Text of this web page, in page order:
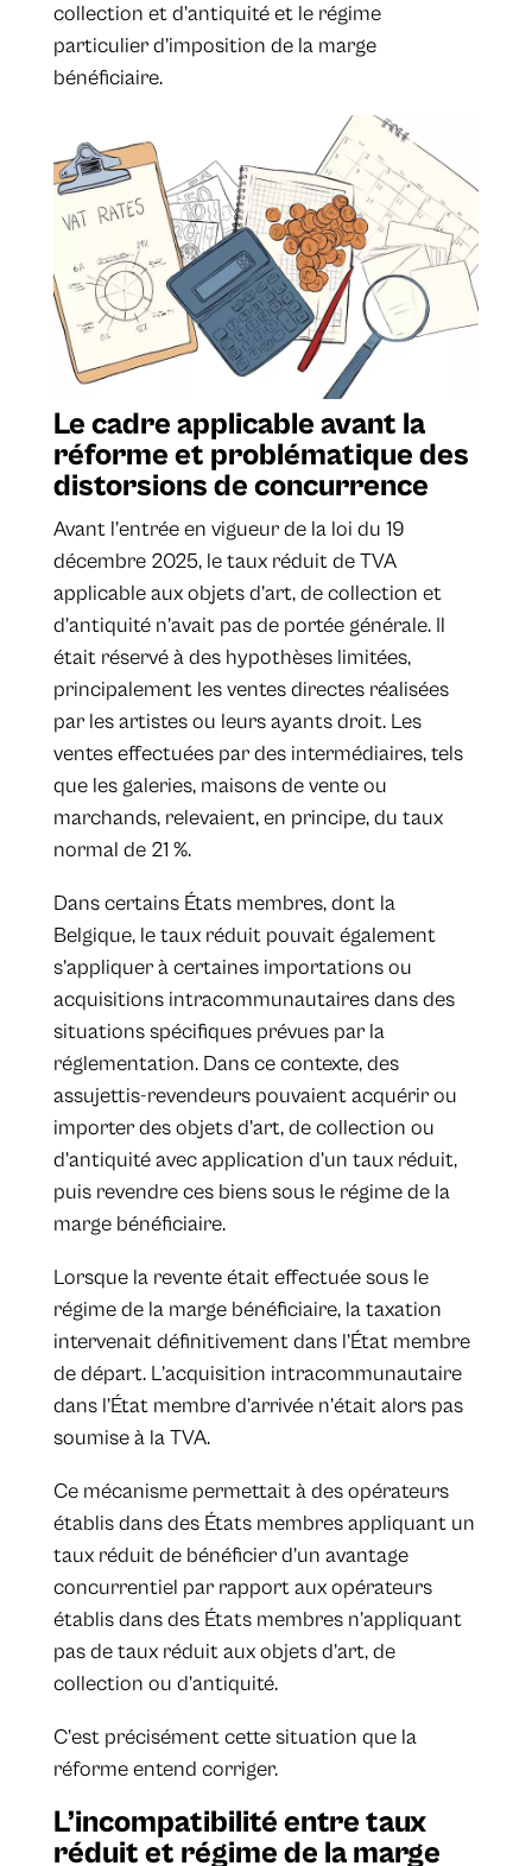
collection et d’antiquité et le régime
particulier d’imposition de la marge
bénéficiaire.
​Le cadre applicable avant la
réforme et problématique des
distorsions de concurrence
Avant l’entrée en vigueur de la loi du 19
décembre 2025, le taux réduit de TVA
applicable aux objets d’art, de collection et
d’antiquité n’avait pas de portée générale. Il
était réservé à des hypothèses limitées,
principalement les ventes directes réalisées
par les artistes ou leurs ayants droit. Les
ventes effectuées par des intermédiaires, tels
que les galeries, maisons de vente ou
marchands, relevaient, en principe, du taux
normal de 21 %.
Dans certains États membres, dont la
Belgique, le taux réduit pouvait également
s’appliquer à certaines importations ou
acquisitions intracommunautaires dans des
situations spécifiques prévues par la
réglementation. Dans ce contexte, des
assujettis-revendeurs pouvaient acquérir ou
importer des objets d’art, de collection ou
d’antiquité avec application d’un taux réduit,
puis revendre ces biens sous le régime de la
marge bénéficiaire.
Lorsque la revente était effectuée sous le
régime de la marge bénéficiaire, la taxation
intervenait définitivement dans l’État membre
de départ. L’acquisition intracommunautaire
dans l’État membre d’arrivée n’était alors pas
soumise à la TVA.
Ce mécanisme permettait à des opérateurs
établis dans des États membres appliquant un
taux réduit de bénéficier d’un avantage
concurrentiel par rapport aux opérateurs
établis dans des États membres n’appliquant
pas de taux réduit aux objets d’art, de
collection ou d’antiquité.
C’est précisément cette situation que la
réforme entend corriger.
L’incompatibilité entre taux
réduit et régime de la marge